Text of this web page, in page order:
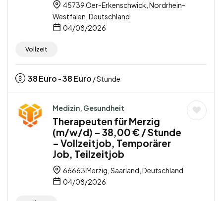
45739 Oer-Erkenschwick, Nordrhein-
Westfalen, Deutschland
04/08/2026
Vollzeit
38Euro -38Euro / Stunde
Medizin, Gesundheit
Therapeuten für Merzig
(m/w/d) – 38,00 € / Stunde
– Vollzeitjob, Temporärer
Job, Teilzeitjob
66663 Merzig, Saarland, Deutschland
04/08/2026